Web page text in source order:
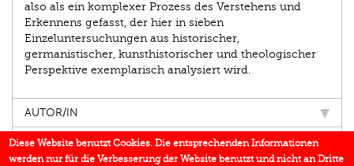
also als ein komplexer Prozess des Verstehens und
Erkennens gefasst, der hier in sieben
Einzeluntersuchungen aus historischer,
germanistischer, kunsthistorischer und theo­logischer
Perspektive exemplarisch analysiert wird.
AUTOR/IN
EINBLICK
Diese Website benutzt Cookies. Die entsprechenden Informationen
werden nur für die Verbesserung der Website benutzt und nicht an Dritte